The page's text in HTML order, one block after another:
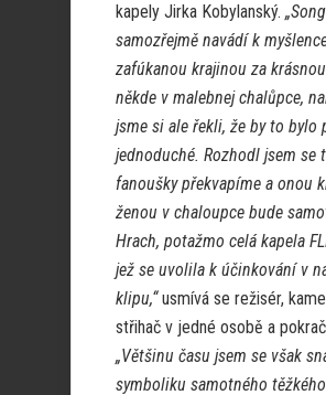
kapely Jirka Kobylanský. „Song
samozřejmě navádí k
zafúkanou krajinou za
někde v malebnej chalůpce,
jsme si ale řekli, že by to bylo
jednoduché. Rozhodl jsem se
fanoušky překvapíme a onou
ženou v chaloupce bude
Hrach, potažmo celá kapela
jež se uvolila k účinkování v
klipu,“usmívá se režisér,
střihač v jedné osobě a
„Většinu času jsem se však
symboliku samotného těžkého